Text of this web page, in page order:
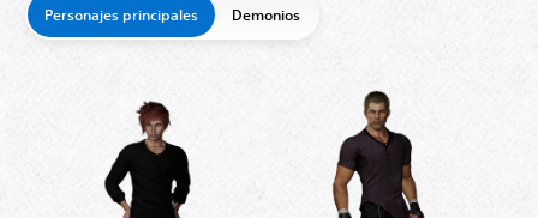
Personajes principales Demonios